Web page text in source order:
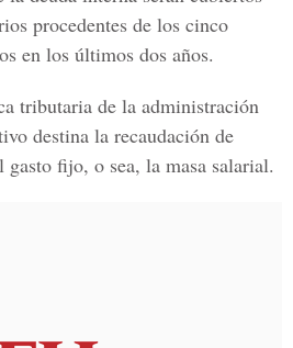
procedentes de los cinco
en los últimos dos años.
tributaria de la administración
destina la recaudación de
fijo, o sea, la masa salarial.